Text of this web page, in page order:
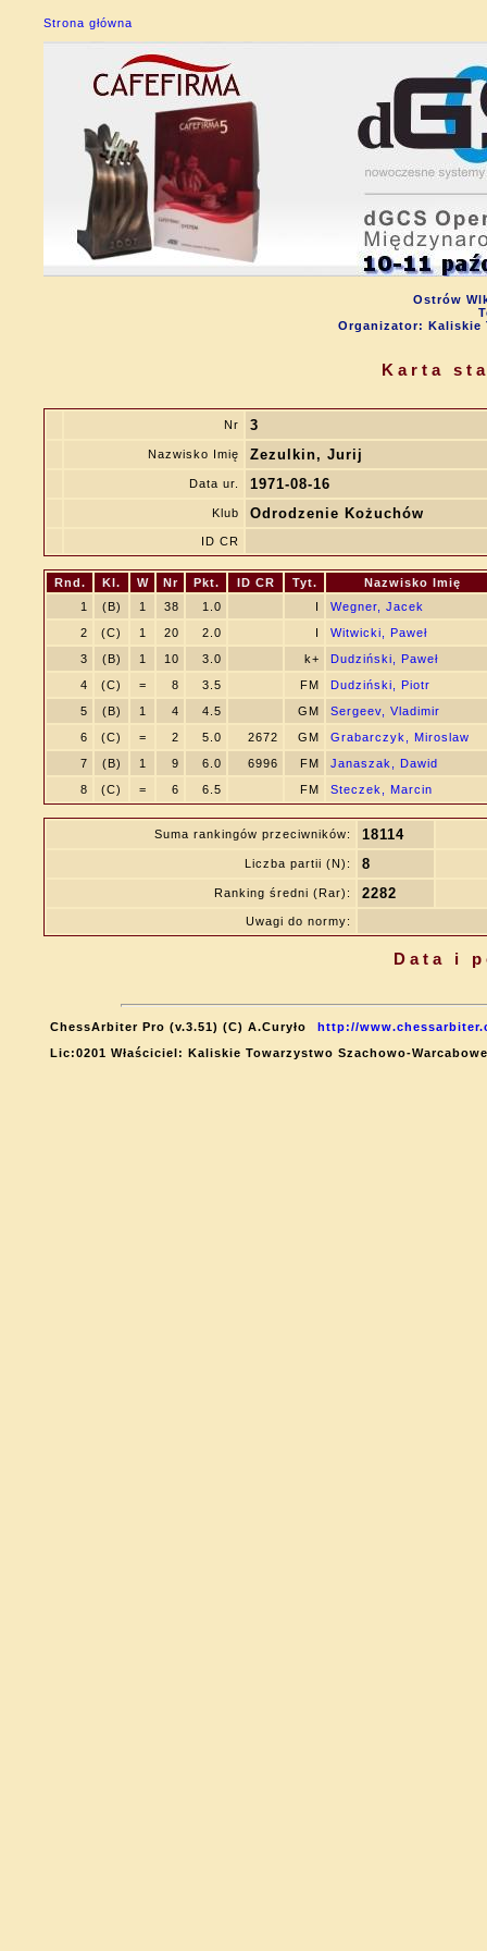
Strona główna
Ostrów
Organizator: Kaliskie
Karta
Nr 3
Nazwisko Imię Zezulkin, Jurij
Data ur. 1971-08-16
Klub Odrodzenie Kożuchów
ID CR
Rnd. Kl. W Nr Pkt. ID CR Tyt.
Nazwisko Imię
1
(B) 1 38 1.0 I
Wegner, Jacek
2
(C) 1 20 2.0 I
Witwicki, Paweł
3
(B) 1 10 3.0 k+
Dudziński, Paweł
4
(C) = 8 3.5 FM
Dudziński, Piotr
5
(B) 1 4 4.5 GM
Sergeev, Vladimir
6
(C) = 2 5.0 2672 GM
Grabarczyk, Miroslaw
7
(B) 1 9 6.0 6996 FM
Janaszak, Dawid
8
(C) = 6 6.5 FM Steczek, Marcin
Suma rankingów przeciwników: 18114
Liczba partii (N): 8
Ranking średni (Rar): 2282
Uwagi do normy:
Data i
ChessArbiter Pro (v.3.51) (C) A.Curyło
http://
Lic:0201 Właściciel: Kaliskie Towarzystwo Szachowo-Warcabowe